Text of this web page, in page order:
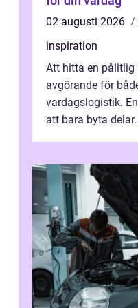
02 augusti 2026
inspiration
Att hitta en pålitlig
avgörande för
vardagslogistik.
att bara byta